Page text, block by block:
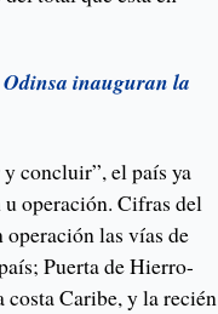
inauguran la
concluir”, el país ya
u operación. Cifras del
operación las vías de
Puerta de Hierro-
Caribe, y la recién